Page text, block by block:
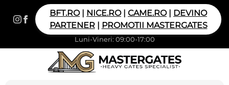
BFT.RO| NICE.RO| CAME.RO| DEVINO
PARTENER| PROMOTII MASTERGATES
Luni-Vineri: 09:00-17:00